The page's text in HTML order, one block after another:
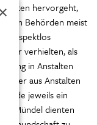
hervorgeht,
den Behörden meist
respektlos
verhielten, als
in Anstalten
oder aus Anstalten
jeweils ein
Mündel dienten